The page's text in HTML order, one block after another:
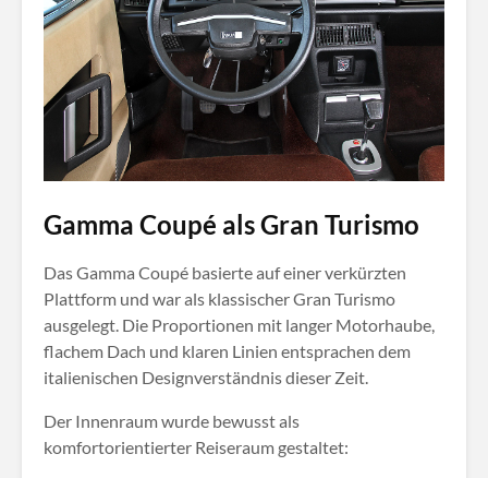
Gamma Coupé als Gran Turismo
Das Gamma Coupé basierte auf einer verkürzten
Plattform und war als klassischer Gran Turismo
ausgelegt. Die Proportionen mit langer Motorhaube,
flachem Dach und klaren Linien entsprachen dem
italienischen Designverständnis dieser Zeit.
Der Innenraum wurde bewusst als
komfortorientierter Reiseraum gestaltet: